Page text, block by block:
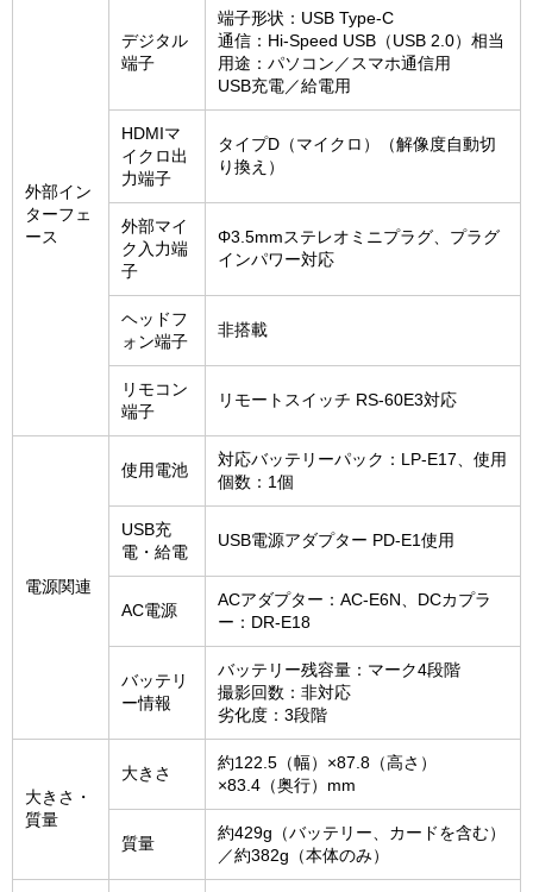
外部イン
ターフェ
ース
デジタル
端子
端子形状：USB Type-C
通信：Hi-Speed USB（USB 2.0）相当
用途：パソコン／スマホ通信用
USB充電／給電用
HDMIマ
イクロ出
力端子
タイプD（マイクロ）（解像度自動切
り換え）
外部マイ
ク入力端
子
Φ3.5mmステレオミニプラグ、プラグ
インパワー対応
ヘッドフ
ォン端子
非搭載
リモコン
端子
リモートスイッチ RS-60E3対応
電源関連
使用電池
対応バッテリーパック：LP-E17、使用
個数：1個
USB充
電・給電
USB電源アダプター PD-E1使用
AC電源
ACアダプター：AC-E6N、DCカプラ
ー：DR-E18
バッテリ
ー情報
バッテリー残容量：マーク4段階
撮影回数：非対応
劣化度：3段階
大きさ・
質量
大きさ
約122.5（幅）×87.8（高さ）
×83.4（奥行）mm
質量
約429g（バッテリー、カードを含む）
／約382g（本体のみ）